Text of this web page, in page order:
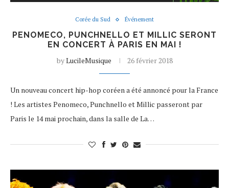
Corée du Sud Événement
PENOMECO, PUNCHNELLO ET MILLIC SERONT
EN CONCERT À PARIS EN MAI !
byLucileMusique 26 février 2018
Un nouveau concert hip-hop coréen a été annoncé pour la France
! Les artistes Penomeco, Punchnello et Millic passeront par
Paris le 14 mai prochain, dans la salle de La…